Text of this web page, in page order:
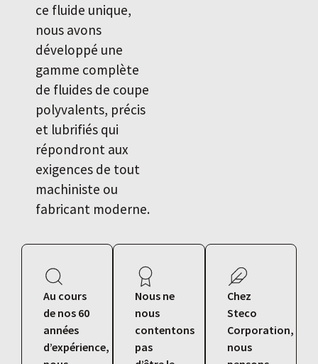
ce fluide unique,
nous avons
développé une
gamme complète
de fluides de coupe
polyvalents, précis
et lubrifiés qui
répondront aux
exigences de tout
machiniste ou
fabricant moderne.
Au cours
de nos 60
années
d’expérience,
Nous ne
nous
contentons
pas
Chez
Steco
Corporation,
nous